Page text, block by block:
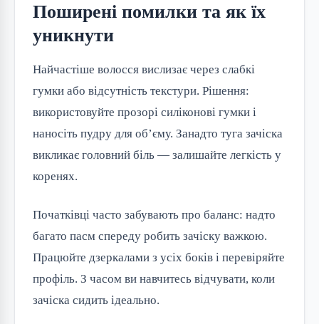
Поширені помилки та як їх
уникнути
Найчастіше волосся вислизає через слабкі
гумки або відсутність текстури. Рішення:
використовуйте прозорі силіконові гумки і
наносіть пудру для об’єму. Занадто туга зачіска
викликає головний біль — залишайте легкість у
коренях.
Початківці часто забувають про баланс: надто
багато пасм спереду робить зачіску важкою.
Працюйте дзеркалами з усіх боків і перевіряйте
профіль. З часом ви навчитесь відчувати, коли
зачіска сидить ідеально.